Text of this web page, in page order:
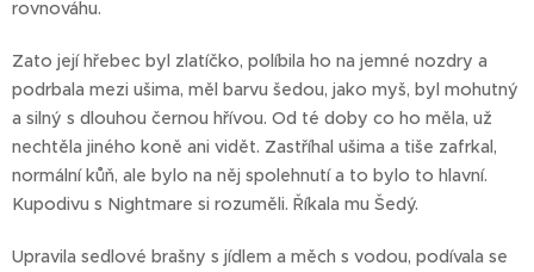
rovnováhu.
Zato její hřebec byl zlatíčko, políbila ho na jemné nozdry a
podrbala mezi ušima, měl barvu šedou, jako myš, byl mohutný
a silný s dlouhou černou hřívou. Od té doby co ho měla, už
nechtěla jiného koně ani vidět. Zastříhal ušima a tiše zafrkal,
normální kůň, ale bylo na něj spolehnutí a to bylo to hlavní.
Kupodivu s Nightmare si rozuměli. Říkala mu Šedý.
Upravila sedlové brašny s jídlem a měch s vodou, podívala se